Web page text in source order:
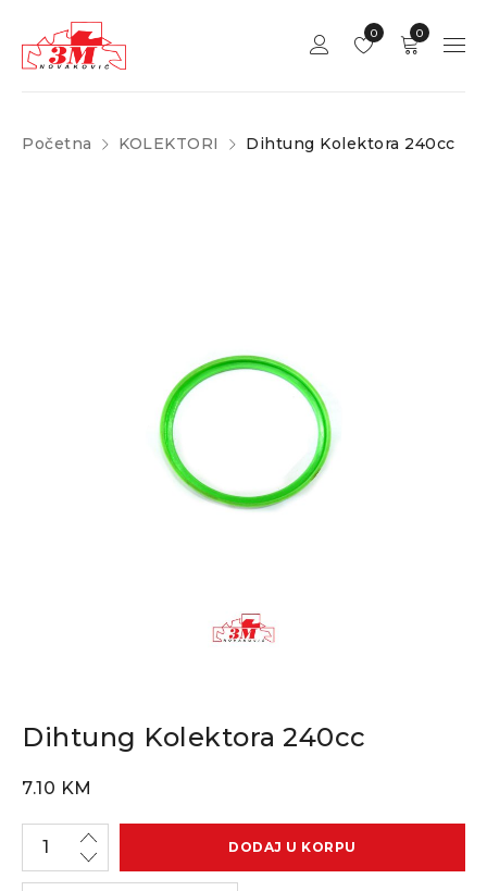
0
0
Početna KOLEKTORI Dihtung Kolektora 240cc
Dihtung Kolektora 240cc
7.10 KM
DODAJ U KORPU